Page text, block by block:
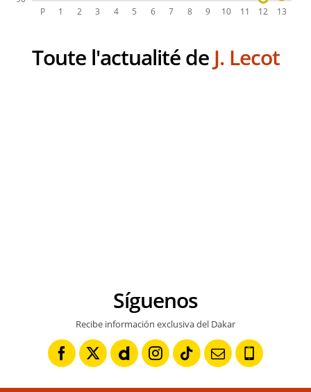
Toute l'actualité de J. Lecot
Síguenos
Recibe información exclusiva del Dakar